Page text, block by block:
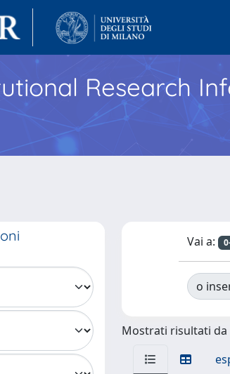
Research
Vai a:
o
Mostrati risultati da